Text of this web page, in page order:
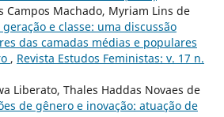
Campos Machado, Myriam Lins de
geração e classe: uma discussão
das camadas médias e populares
, Revista Estudos Feministas: v. 17 n.
Liberato, Thales Haddas Novaes de
de gênero e inovação: atuação de